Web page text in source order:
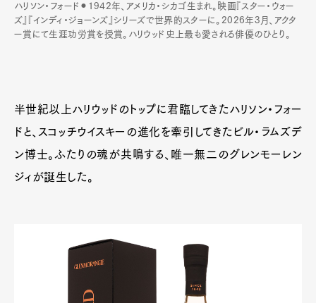
ハリソン・フォード⚫︎1942年、アメリカ・シカゴ生まれ。映画『スター・ウォー
ズ』『インディ・ジョーンズ』シリーズで世界的スターに。2026年3月、アクタ
ー賞にて生涯功労賞を授賞。ハリウッド史上最も愛される俳優のひとり。
半世紀以上ハリウッドのトップに君臨してきたハリソン・フォー
ドと、スコッチウイスキーの進化を牽引してきたビル・ラムズデ
ン博士。ふたりの魂が共鳴する、唯一無二のグレンモーレン
ジィが誕生した。